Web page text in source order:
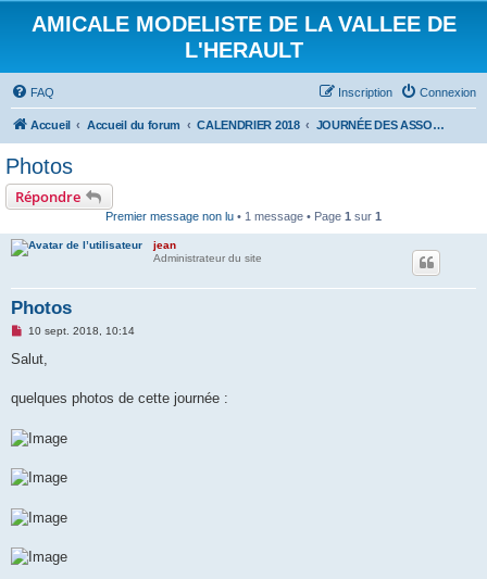
AMICALE MODELISTE DE LA VALLEE DE
L'HERAULT
FAQ Connexion
Inscription
Accueil Accueil du forum CALENDRIER 2018 JOURNÉE DES ASSOCIATIONS 8 SEPTEMBRE 2018
Photos
Répondre
Premier message non lu • 1 message • Page 1 sur 1
jean
Administrateur du site
Photos
M
s
g
o
n
u
10 sept. 2018, 10:14
Salut,
quelques photos de cette journée :